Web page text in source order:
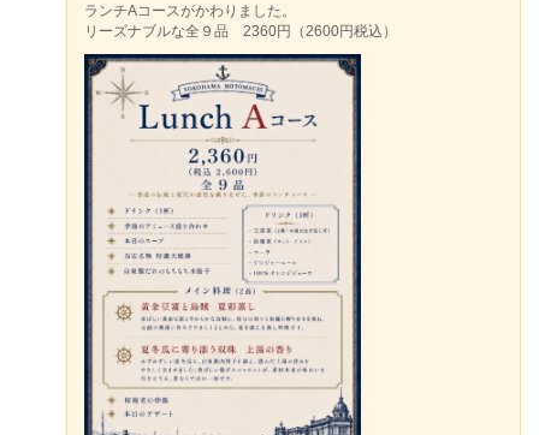
ランチAコースがかわりました。
リーズナブルな全９品 2360円（2600円税込）